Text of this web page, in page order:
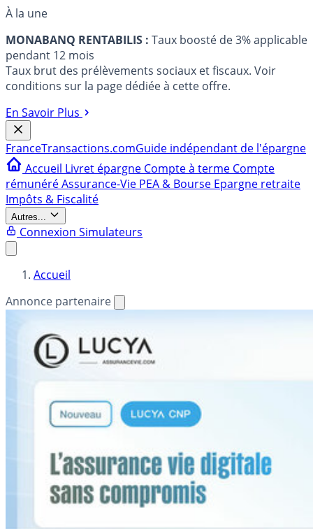
À la une
MONABANQ RENTABILIS : Taux boosté de 3% applicable
pendant 12 mois
Taux brut des prélèvements sociaux et fiscaux. Voir
conditions sur la page dédiée à cette offre.
En Savoir Plus
FranceTransactions.comGuide indépendant de l'épargne
Accueil Livret épargne Compte à terme Compte
rémunéréAssurance-Vie PEA & Bourse Epargne retraite
Impôts & Fiscalité
Autres...
Connexion Simulateurs
Accueil
Annonce partenaire